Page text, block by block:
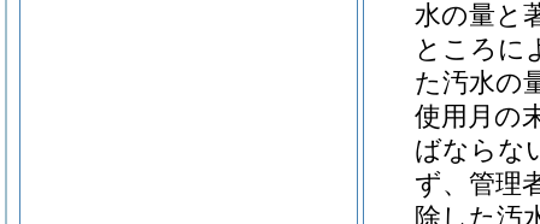
水の量と
ところに
た汚水の
使用月の
ばならな
ず、管理
除した汚